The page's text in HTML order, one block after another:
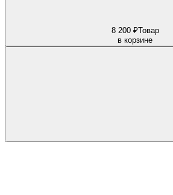
8 200 ₽Товар
в корзине